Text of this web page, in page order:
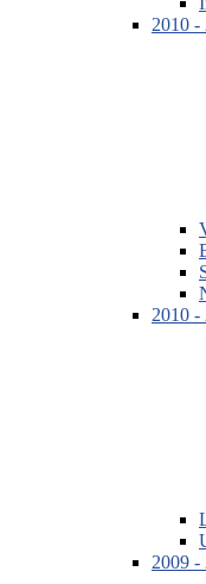
2010 -
2010 -
2009 -